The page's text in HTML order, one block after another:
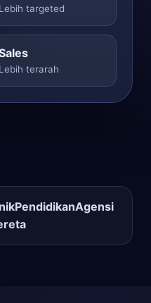
Lebih targeted
Lebih terarah
PendidikanAgensi